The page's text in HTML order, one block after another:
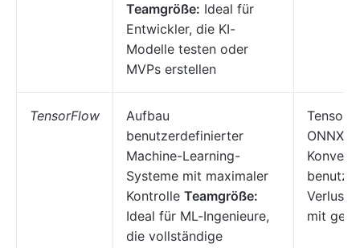
Teamgröße: Ideal für
Entwickler, die KI-
Modelle testen oder
MVPs erstellen
TensorFlow
Aufbau
benutzerdefinierter
Machine-Learning-
Systeme mit maximaler
Kontrolle Teamgröße:
Ideal für ML-Ingenieure,
die vollständige
ONNX/
mit